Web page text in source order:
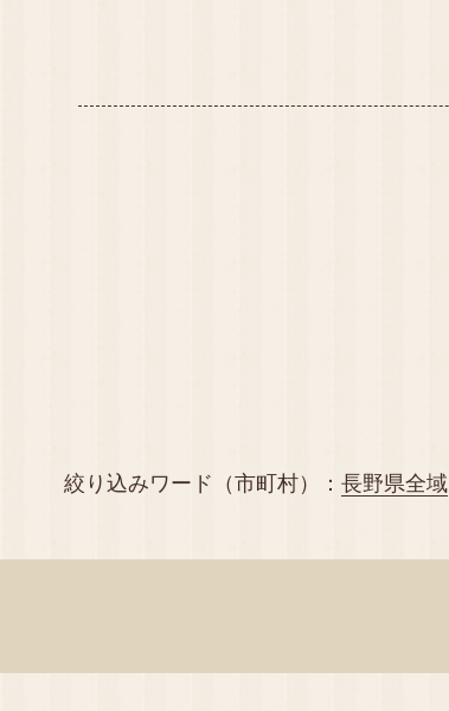
絞り込みワード（市町村）： 長野県全域